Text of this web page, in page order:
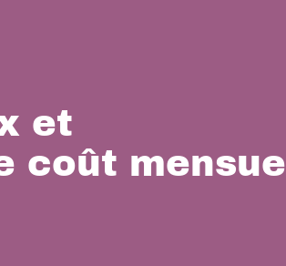
et
coût mensuel